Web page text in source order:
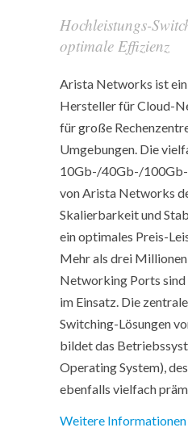
Hochleistungs-
optimale Effizienz
Arista Networks ist
Hersteller für Cloud-
für große
Umgebungen. Die
10Gb-/40Gb-/
von Arista Networks
Skalierbarkeit und
ein optimales Preis-
Mehr als drei
Networking Ports
im Einsatz. Die
Switching-Lösungen
bildet das
Operating System),
ebenfalls vielfach
Weitere Informationen